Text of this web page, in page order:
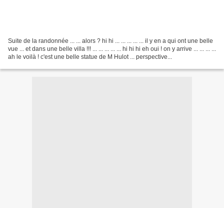
Suite de la randonnée ... ... alors ? hi hi ... ... ... ... ... il y en a qui ont une belle
vue ... et dans une belle villa !!! ... ... ... ... ... hi hi hi eh oui ! on y arrive ... ... ... ...
ah le voilà ! c'est une belle statue de M Hulot ... perspective...